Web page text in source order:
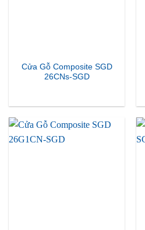
Cửa Gỗ Composite SGD
26CNs-SGD